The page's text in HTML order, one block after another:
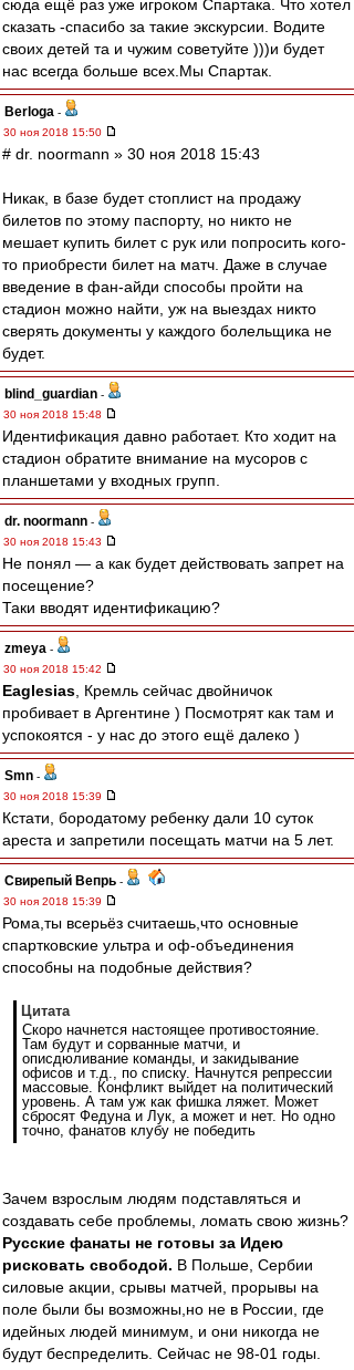
сюда ещё раз уже игроком Спартака. Что хотел
сказать -спасибо за такие экскурсии. Водите
своих детей та и чужим советуйте )))и будет
нас всегда больше всех.Мы Спартак.
Berloga -
30 ноя 2018 15:50
# dr. noormann » 30 ноя 2018 15:43
Никак, в базе будет стоплист на продажу
билетов по этому паспорту, но никто не
мешает купить билет с рук или попросить кого-
то приобрести билет на матч. Даже в случае
введение в фан-айди способы пройти на
стадион можно найти, уж на выездах никто
сверять документы у каждого болельщика не
будет.
blind_guardian -
30 ноя 2018 15:48
Идентификация давно работает. Кто ходит на
стадион обратите внимание на мусоров с
планшетами у входных групп.
dr. noormann -
30 ноя 2018 15:43
Не понял — а как будет действовать запрет на
посещение?
Таки вводят идентификацию?
zmeya -
30 ноя 2018 15:42
Eaglesias , Кремль сейчас двойничок
пробивает в Аргентине ) Посмотрят как там и
успокоятся - у нас до этого ещё далеко )
Smn -
30 ноя 2018 15:39
Кстати, бородатому ребенку дали 10 суток
ареста и запретили посещать матчи на 5 лет.
Свирепый Вепрь -
30 ноя 2018 15:39
Рома,ты всерьёз считаешь,что основные
спартковские ультра и оф-объединения
способны на подобные действия?
Цитата
Скоро начнется настоящее противостояние.
Там будут и сорванные матчи, и
описдюливание команды, и закидывание
офисов и т.д., по списку. Начнутся репрессии
массовые. Конфликт выйдет на политический
уровень. А там уж как фишка ляжет. Может
сбросят Федуна и Лук, а может и нет. Но одно
точно, фанатов клубу не победить
Зачем взрослым людям подставляться и
создавать себе проблемы, ломать свою жизнь?
Русские фанаты не готовы за Идею
рисковать свободой. В Польше, Сербии
силовые акции, срывы матчей, прорывы на
поле были бы возможны,но не в России, где
идейных людей минимум, и они никогда не
будут беспределить. Сейчас не 98-01 годы.